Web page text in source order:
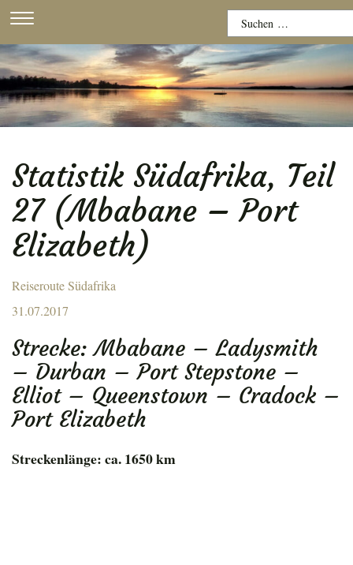
Skip
content
Suchen
nach:
Statistik Südafrika, Teil
27 (Mbabane – Port
Elizabeth)
Reiseroute Südafrika
Posted
31.07.2017
Strecke: Mbabane – Ladysmith
– Durban – Port Stepstone –
Elliot – Queenstown – Cradock –
Port Elizabeth
Streckenlänge: ca. 1650 km